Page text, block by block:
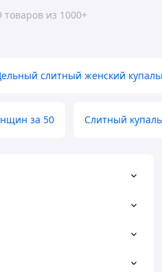
товаров из 1000+
слитный женский
за 50 Слитный